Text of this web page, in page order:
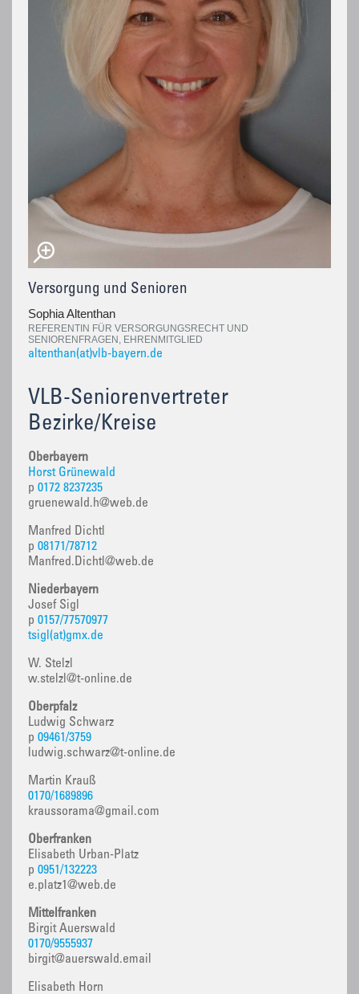
Versorgung und Senioren
Sophia Altenthan
REFERENTIN FÜR VERSORGUNGSRECHT UND
SENIORENFRAGEN, EHRENMITGLIED
altenthan(at)vlb-bayern.de
VLB-Seniorenvertreter
Bezirke/Kreise
Oberbayern
Horst Grünewald
p 0172 8237235
gruenewald.h@web.de
Manfred Dichtl
p 08171/78712
Manfred.Dichtl@web.de
Niederbayern
Josef Sigl
p 0157/77570977
tsigl(at)gmx.de
W. Stelzl
w.stelzl@t-online.de
Oberpfalz
Ludwig Schwarz
p 09461/3759
ludwig.schwarz@t-online.de
Martin Krauß
0170/1689896
kraussorama@gmail.com
Oberfranken
Elisabeth Urban-Platz
p 0951/132223
e.platz1@web.de
Mittelfranken
Birgit Auerswald
0170/9555937
birgit@auerswald.email
Elisabeth Horn